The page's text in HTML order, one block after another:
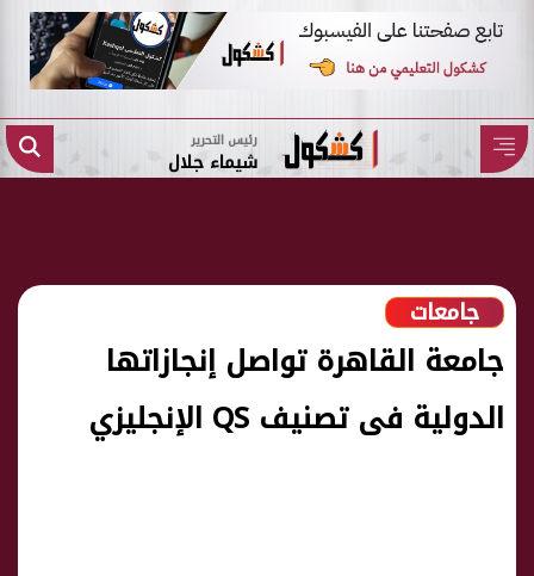
رئيس التحرير
شيماء جلال
جامعات
جامعة القاهرة تواصل إنجازاتها
الدولية فى تصنيف QS الإنجليزي